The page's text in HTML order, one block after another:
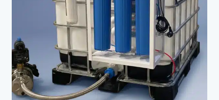
op
de
productpagina